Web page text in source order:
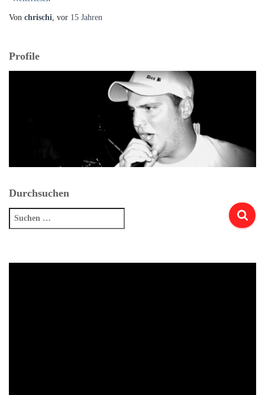
Von chrischi, vor 15 Jahren
Profile
Durchsuchen
Suchen
nach: